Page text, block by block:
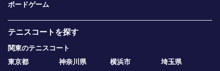
ボードゲーム
テニスコートを探す
関東のテニスコート
東京都
神奈川県 横浜市
埼玉県